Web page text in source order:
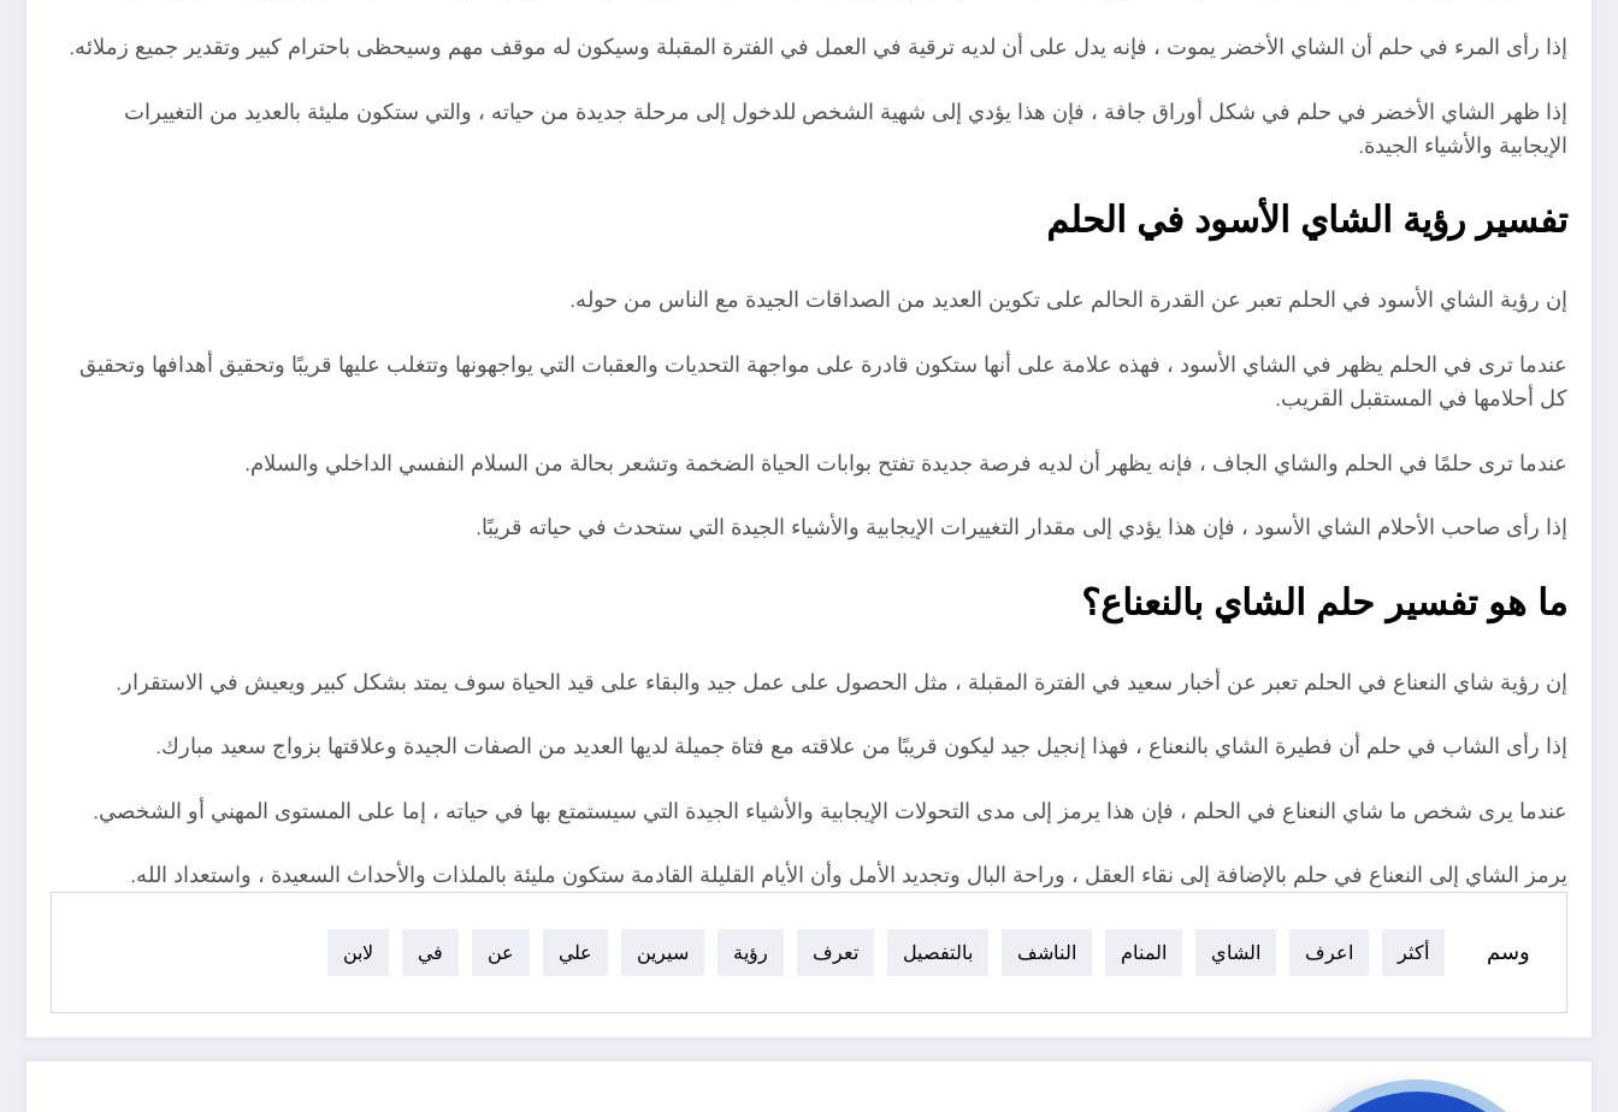
إذا رأى المرء في حلم أن الشاي الأخضر يموت ، فإنه يدل على أن لديه ترقية في العمل في الفترة المقبلة وسيكون له موقف مهم وسيحظى باحترام كبير وتقدير جميع زملائه.
إذا ظهر الشاي الأخضر في حلم في شكل أوراق جافة ، فإن هذا يؤدي إلى شهية الشخص للدخول إلى مرحلة جديدة من حياته ، والتي ستكون مليئة بالعديد من التغييرات
الإيجابية والأشياء الجيدة.
تفسير رؤية الشاي الأسود في الحلم
إن رؤية الشاي الأسود في الحلم تعبر عن القدرة الحالم على تكوين العديد من الصداقات الجيدة مع الناس من حوله.
عندما ترى في الحلم يظهر في الشاي الأسود ، فهذه علامة على أنها ستكون قادرة على مواجهة التحديات والعقبات التي يواجهونها وتتغلب عليها قريبًا وتحقيق أهدافها وتحقيق
كل أحلامها في المستقبل القريب.
عندما ترى حلمًا في الحلم والشاي الجاف ، فإنه يظهر أن لديه فرصة جديدة تفتح بوابات الحياة الضخمة وتشعر بحالة من السلام النفسي الداخلي والسلام.
إذا رأى صاحب الأحلام الشاي الأسود ، فإن هذا يؤدي إلى مقدار التغييرات الإيجابية والأشياء الجيدة التي ستحدث في حياته قريبًا.
ما هو تفسير حلم الشاي بالنعناع؟
إن رؤية شاي النعناع في الحلم تعبر عن أخبار سعيد في الفترة المقبلة ، مثل الحصول على عمل جيد والبقاء على قيد الحياة سوف يمتد بشكل كبير ويعيش في الاستقرار.
إذا رأى الشاب في حلم أن فطيرة الشاي بالنعناع ، فهذا إنجيل جيد ليكون قريبًا من علاقته مع فتاة جميلة لديها العديد من الصفات الجيدة وعلاقتها بزواج سعيد مبارك.
عندما يرى شخص ما شاي النعناع في الحلم ، فإن هذا يرمز إلى مدى التحولات الإيجابية والأشياء الجيدة التي سيستمتع بها في حياته ، إما على المستوى المهني أو الشخصي.
يرمز الشاي إلى النعناع في حلم بالإضافة إلى نقاء العقل ، وراحة البال وتجديد الأمل وأن الأيام القليلة القادمة ستكون مليئة بالملذات والأحداث السعيدة ، واستعداد الله.
وسم أكثر اعرف الشاي المنام الناشف بالتفصيل تعرف رؤية سيرين علي عن في لابن